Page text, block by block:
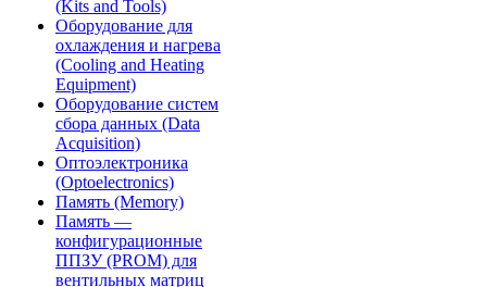
(Kits and Tools)
Оборудование для
охлаждения и нагрева
(Cooling and Heating
Equipment)
Оборудование систем
сбора данных (Data
Acquisition)
Оптоэлектроника
(Optoelectronics)
Память (Memory)
Память —
конфигурационные
ППЗУ (PROM) для
вентильных матриц